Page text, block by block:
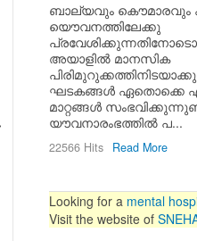
ബാല്യവും കൌമാരവും
യൌവനത്തിലേക്കു
അയാളില്‍ മാനസിക
ഘടകങ്ങള്‍ ഏതൊക്കെ
മാറ്റങ്ങള്‍
യൗവനാരംഭത്തില്‍ പ...
22566 Hits Read More
Looking for a mental
Visit the website of